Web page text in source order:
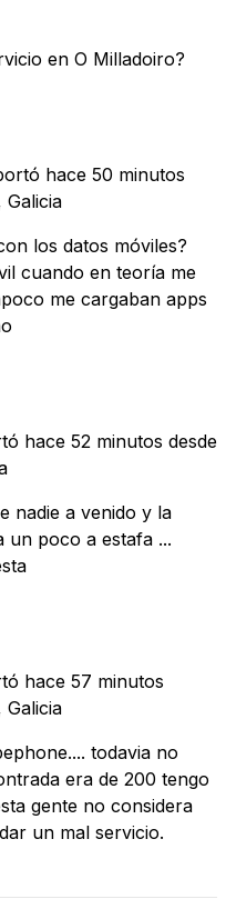
en O Milladoiro?
hace 50 minutos
Galicia
los datos móviles?
cuando en teoría me
me cargaban apps
hace 52 minutos desde
nadie a venido y la
un poco a estafa ...
hace 57 minutos
Galicia
todavia no
era de 200 tengo
gente no considera
un mal servicio.